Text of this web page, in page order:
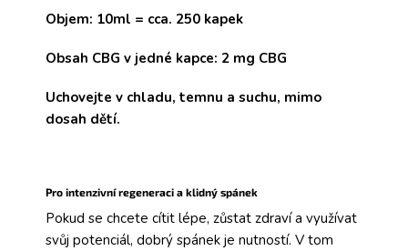
Objem: 10ml = cca. 250 kapek
Obsah CBG v jedné kapce: 2 mg CBG
Uchovejte v chladu, temnu a suchu, mimo
dosah dětí.
Pro intenzivní regeneraci a klidný spánek
Pokud se chcete cítit lépe, zůstat zdraví a využívat
svůj potenciál, dobrý spánek je nutností. V tom